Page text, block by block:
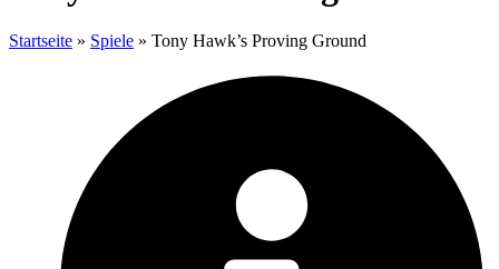
Startseite » Spiele » Tony Hawk’s Proving Ground